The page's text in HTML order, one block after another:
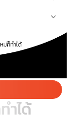
ม่ก็ทำได้
แบบ
ำได้